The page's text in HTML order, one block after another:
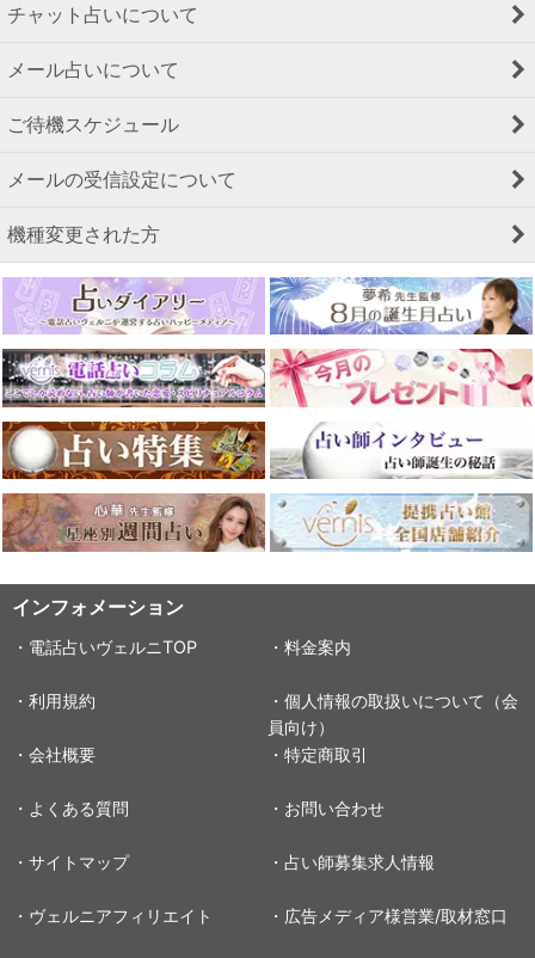
チャット占いについて
メール占いについて
ご待機スケジュール
メールの受信設定について
機種変更された方
インフォメーション
・電話占いヴェルニTOP ・料金案内
・利用規約
・個人情報の取扱いについて（会
員向け）
・会社概要
・特定商取引
・よくある質問 ・お問い合わせ
・サイトマップ ・占い師募集求人情報
・ヴェルニアフィリエイト ・広告メディア様営業/取材窓口